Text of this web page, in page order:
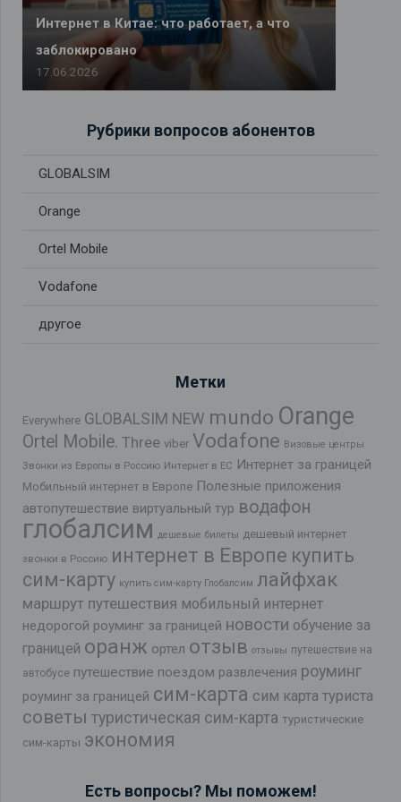
Интернет в Китае: что работает, а что
заблокировано
17.06.2026
Рубрики вопросов абонентов
GLOBALSIM
Orange
Ortel Mobile
Vodafone
другое
Метки
Everywhere GLOBALSIM NEW mundo Orange
Ortel Mobile. Three viber Vodafone Визовые центры
Звонки из Европы в Россию Интернет в ЕС Интернет за границей
Мобильный интернет в Европе Полезные приложения
автопутешествие виртуальный тур водафон
глобалсим дешевые билеты дешевый интернет
звонки в Россию интернет в Европе купить
сим-карту купить сим-карту Глобалсим лайфхак
маршрут путешествия мобильный интернет
недорогой роуминг за границей новости обучение за
границей оранж ортел отзыв отзывы путешествие на
автобусе путешествие поездом развлечения роуминг
роуминг за границей сим-карта сим карта туриста
советы туристическая сим-карта туристические
сим-карты экономия
Есть вопросы? Мы поможем!